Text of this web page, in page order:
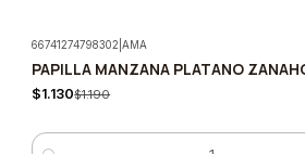
-5%
66741274798302 |AMA
PAPILLA MANZANA PLATANO
$1.130$1.190